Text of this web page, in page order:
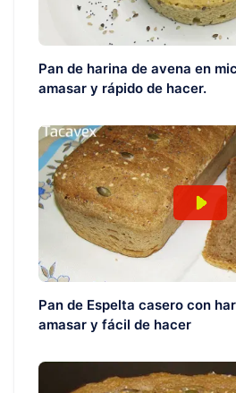
Pan de harina de avena en
amasar y rápido de hacer.
Pan de Espelta casero con
amasar y fácil de hacer